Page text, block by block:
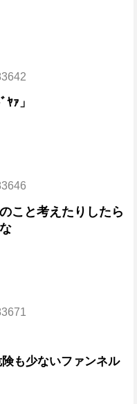
ｧ」
こと考えたりしたら
も少ないファンネル